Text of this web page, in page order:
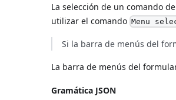
La selección de un comando
utilizar el comando Menu
Si la barra de menús del
La barra de menús del
Gramática JSON